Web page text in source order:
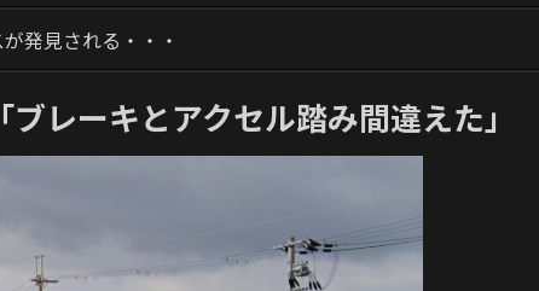
発見される・・・
レーキとアクセル踏み間違えた」